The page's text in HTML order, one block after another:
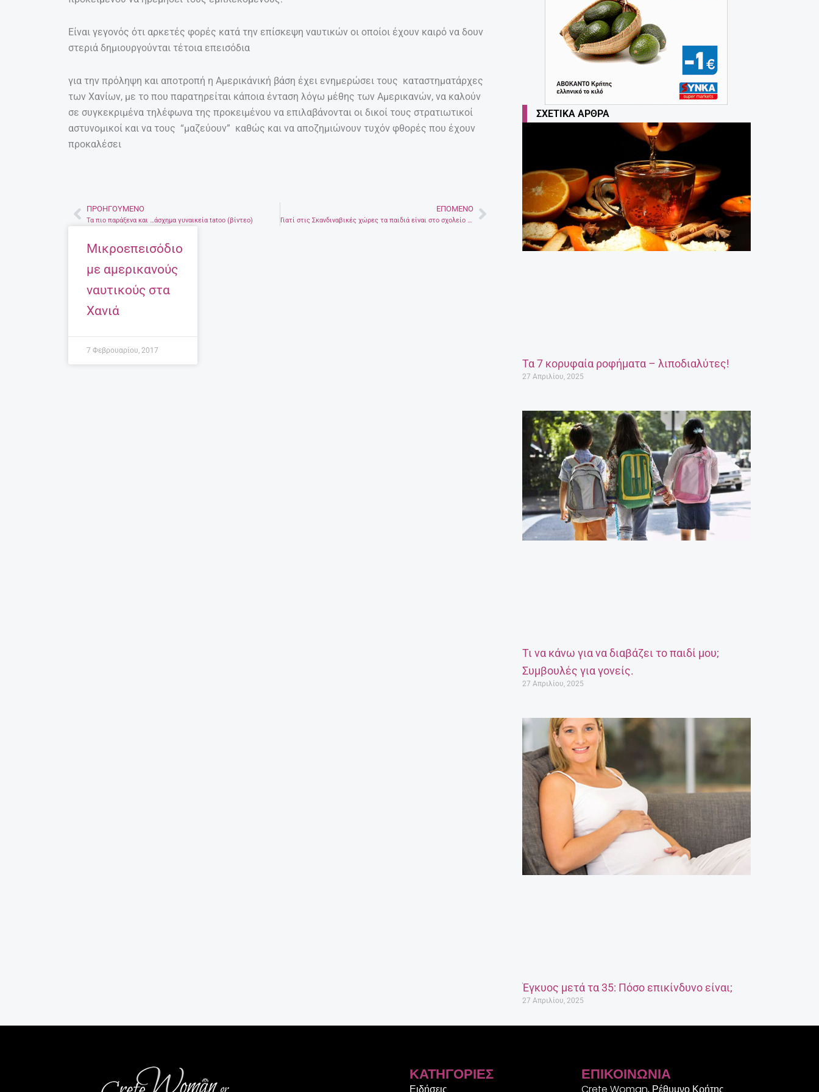
Είναι γεγονός ότι αρκετές φορές κατά την επίσκεψη ναυτικών οι οποίοι έχουν καιρό να δουν
στεριά δημιουργούνται τέτοια επεισόδια
για την πρόληψη και αποτροπή η Αμερικάνική βάση έχει ενημερώσει τους καταστηματάρχες
των Χανίων, με το που παρατηρείται κάποια ένταση λόγω μέθης των Αμερικανών, να καλούν
σε συγκεκριμένα τηλέφωνα της προκειμένου να επιλαβάνονται οι δικοί τους στρατιωτικοί
αστυνομικοί και να τους “μαζεύουν” καθώς και να αποζημιώνουν τυχόν φθορές που έχουν
προκαλέσει
Prev
ΠΡΟΗΓΟΎΜΕΝΟ
Τα πιο παράξενα και …άσχημα γυναικεία tatoo (βίντεο)
ΕΠΌΜΕΝΟNext
Μικροεπεισόδιο
με αμερικανούς
ναυτικούς στα
Χανιά
7 Φεβρουαρίου, 2017
ΣΧΕΤΙΚΆ ΆΡΘΡΑ
Τα 7 κορυφαία ροφήματα – λιποδιαλύτες!
27 Απριλίου, 2025
Τι να κάνω για να διαβάζει το παιδί μου;
Συμβουλές για γονείς.
27 Απριλίου, 2025
Έγκυος μετά τα 35: Πόσο επικίνδυνο είναι;
27 Απριλίου, 2025
ΚΑΤΗΓΟΡΊΕΣ ΕΠΙΚΟΙΝΩΝΊΑ